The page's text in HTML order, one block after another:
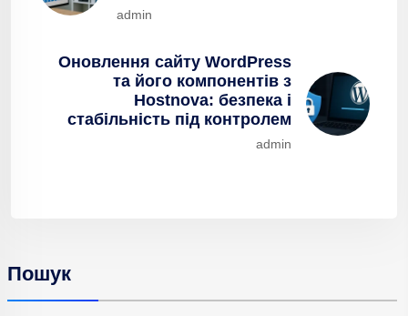
admin
Оновлення сайту WordPress
та його компонентів з
Hostnova: безпека і
стабільність під контролем
admin
Пошук